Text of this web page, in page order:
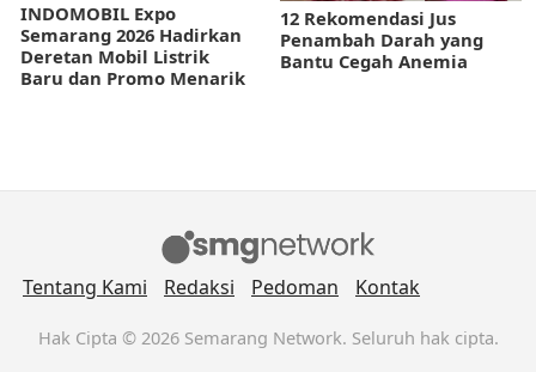
INDOMOBIL Expo
Semarang 2026 Hadirkan
Deretan Mobil Listrik
Baru dan Promo Menarik
12 Rekomendasi Jus
Penambah Darah yang
Bantu Cegah Anemia
Tentang Kami Redaksi Pedoman Kontak
Hak Cipta © 2026 Semarang Network. Seluruh hak cipta.